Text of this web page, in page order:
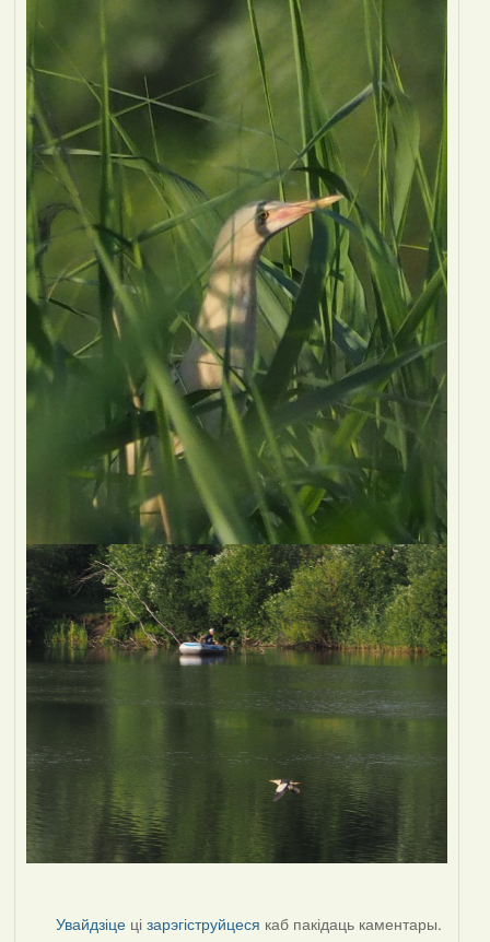
Увайдзіце цізарэгіструйцеся каб пакідаць каментары.